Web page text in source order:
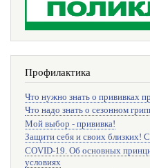
Профилактика
Что нужно знать о прививках
Что надо знать о сезонном
Мой выбор - прививка!
Защити себя и своих близких!
COVID-19. Об основных
условиях